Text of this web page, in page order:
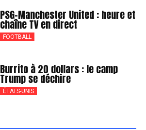
PSG-Manchester United : heure et
chaîne TV en direct
FOOTBALL
Burrito à 20 dollars : le camp
Trump se déchire
ÉTATS-UNIS